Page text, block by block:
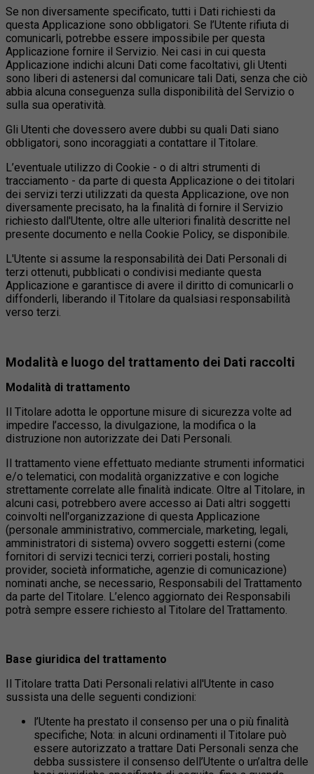
Se non diversamente specificato, tutti i Dati richiesti da
questa Applicazione sono obbligatori. Se l’Utente rifiuta di
comunicarli, potrebbe essere impossibile per questa
Applicazione fornire il Servizio. Nei casi in cui questa
Applicazione indichi alcuni Dati come facoltativi, gli Utenti
sono liberi di astenersi dal comunicare tali Dati, senza che ciò
abbia alcuna conseguenza sulla disponibilità del Servizio o
sulla sua operatività.
Gli Utenti che dovessero avere dubbi su quali Dati siano
obbligatori, sono incoraggiati a contattare il Titolare.
L’eventuale utilizzo di Cookie - o di altri strumenti di
tracciamento - da parte di questa Applicazione o dei titolari
dei servizi terzi utilizzati da questa Applicazione, ove non
diversamente precisato, ha la finalità di fornire il Servizio
richiesto dall'Utente, oltre alle ulteriori finalità descritte nel
presente documento e nella Cookie Policy, se disponibile.
L'Utente si assume la responsabilità dei Dati Personali di
terzi ottenuti, pubblicati o condivisi mediante questa
Applicazione e garantisce di avere il diritto di comunicarli o
diffonderli, liberando il Titolare da qualsiasi responsabilità
verso terzi.
Modalità e luogo del trattamento dei Dati raccolti
Modalità di trattamento
Il Titolare adotta le opportune misure di sicurezza volte ad
impedire l’accesso, la divulgazione, la modifica o la
distruzione non autorizzate dei Dati Personali.
Il trattamento viene effettuato mediante strumenti informatici
e/o telematici, con modalità organizzative e con logiche
strettamente correlate alle finalità indicate. Oltre al Titolare, in
alcuni casi, potrebbero avere accesso ai Dati altri soggetti
coinvolti nell'organizzazione di questa Applicazione
(personale amministrativo, commerciale, marketing, legali,
amministratori di sistema) ovvero soggetti esterni (come
fornitori di servizi tecnici terzi, corrieri postali, hosting
provider, società informatiche, agenzie di comunicazione)
nominati anche, se necessario, Responsabili del Trattamento
da parte del Titolare. L’elenco aggiornato dei Responsabili
potrà sempre essere richiesto al Titolare del Trattamento.
Base giuridica del trattamento
Il Titolare tratta Dati Personali relativi all'Utente in caso
sussista una delle seguenti condizioni:
l’Utente ha prestato il consenso per una o più finalità
specifiche; Nota: in alcuni ordinamenti il Titolare può
essere autorizzato a trattare Dati Personali senza che
debba sussistere il consenso dell’Utente o un’altra delle